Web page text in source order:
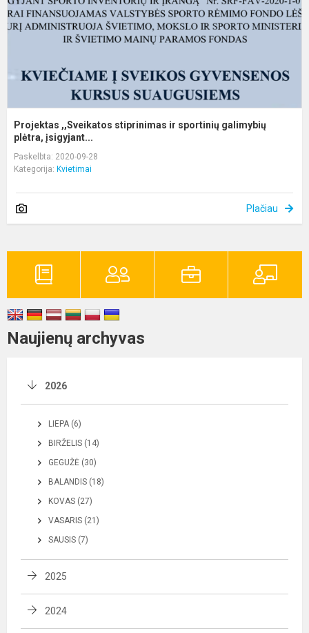
Projektas ,,Sveikatos stiprinimas ir sportinių galimybių
plėtra, įsigyjant...
Paskelbta: 2020-09-28
Kategorija: Kvietimai
Plačiau
Naujienų archyvas
2026
LIEPA (6)
BIRŽELIS (14)
GEGUŽĖ (30)
BALANDIS (18)
KOVAS (27)
VASARIS (21)
SAUSIS (7)
2025
2024